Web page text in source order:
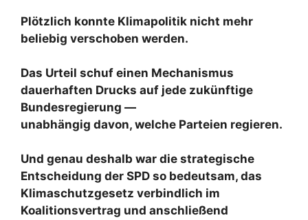
Plötzlich konnte Klimapolitik nicht mehr
beliebig verschoben werden.
Das Urteil schuf einen Mechanismus
dauerhaften Drucks auf jede zukünftige
Bundesregierung —
unabhängig davon, welche Parteien regieren.
Und genau deshalb war die strategische
Entscheidung der SPD so bedeutsam, das
Klimaschutzgesetz verbindlich im
Koalitionsvertrag und anschließend